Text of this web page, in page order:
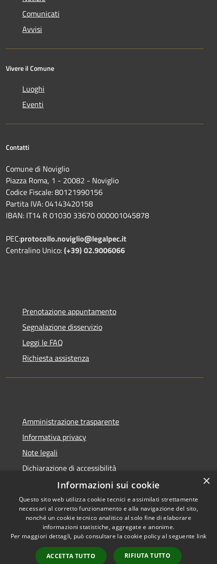
Comunicati
Avvisi
Vivere il Comune
Luoghi
Eventi
Contatti
Comune di Noviglio
Piazza Roma, 1 - 20082 - Noviglio
Codice Fiscale: 80121990156
Partita IVA: 04143420158
IBAN: IT14 R 01030 33670 000001045878
PEC:protocollo.noviglio@legalpec.it
Centralino Unico:(+39) 02.9006066
Prenotazione appuntamento
Segnalazione disservizio
Leggi le FAQ
Richiesta assistenza
Amministrazione trasparente
Informativa privacy
Note legali
Dichiarazione di accessibilità
Accessibilità
Privacy
Copyright © 2026 • Comune di
Noviglio • Powered by
Municipium•Accesso
redazione
×
Informazioni sui cookie
Questo sito web utilizza cookie tecnici e assimilati strettamente
necessari al corretto funzionamento e alla navigazione del sito,
nonché un cookie tecnico analitico al solo fine di elaborare
informazioni statistiche, aggregate e anonime.
Per maggiori dettagli, può consultare la cookie policy al seguente link
ACCETTA TUTTO RIFIUTA TUTTO